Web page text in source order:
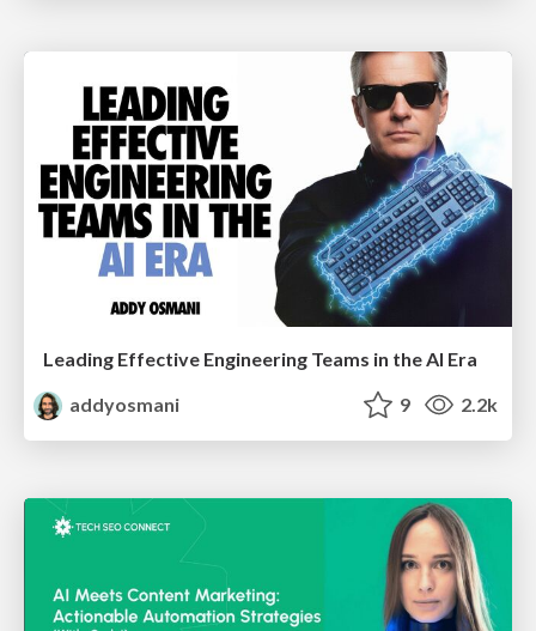
Leading Effective Engineering Teams in the AI Era
addyosmani
9 2.2k